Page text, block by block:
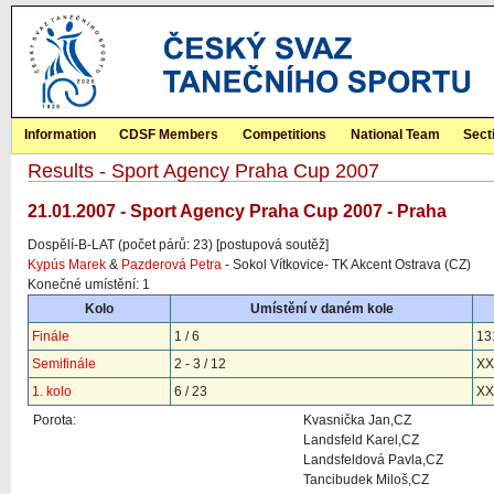
Information CDSF Members Competitions National Team
Results - Sport Agency Praha Cup 2007
21.01.2007 - Sport Agency Praha Cup 2007 - Praha
Dospělí-B-LAT (počet párů: 23) [postupová soutěž]
Kypús Marek & Pazderová Petra - Sokol Vítkovice- TK Akcent Ostrava (CZ)
Konečné umístění: 1
Kolo
Umístění v daném kole
Finále
1 / 6
Semifinále
2 - 3 / 12
1. kolo
6 / 23
Porota:
Kvasnička Jan,CZ
Landsfeld Karel,CZ
Landsfeldová Pavla,CZ
Tancibudek Miloš,CZ